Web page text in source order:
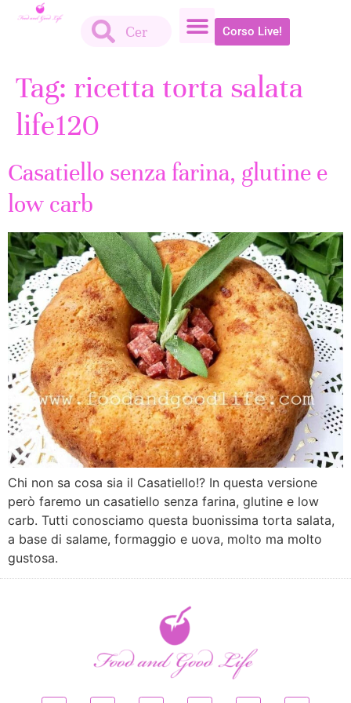
Corso Live!
Tag: ricetta torta salata
life120
Casatiello senza farina, glutine e
low carb
Chi non sa cosa sia il Casatiello!? In questa versione
però faremo un casatiello senza farina, glutine e low
carb. Tutti conosciamo questa buonissima torta salata,
a base di salame, formaggio e uova, molto ma molto
gustosa.